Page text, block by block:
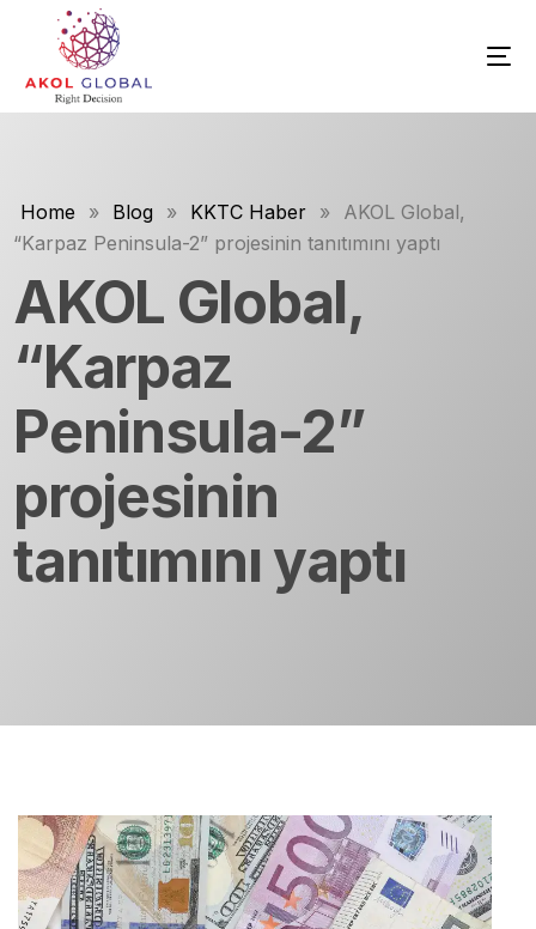
Home » Blog » KKTC Haber »
AKOL Global,
“Karpaz Peninsula-2” projesinin tanıtımını yaptı
AKOL Global,
“Karpaz
Peninsula-2”
projesinin
tanıtımını yaptı